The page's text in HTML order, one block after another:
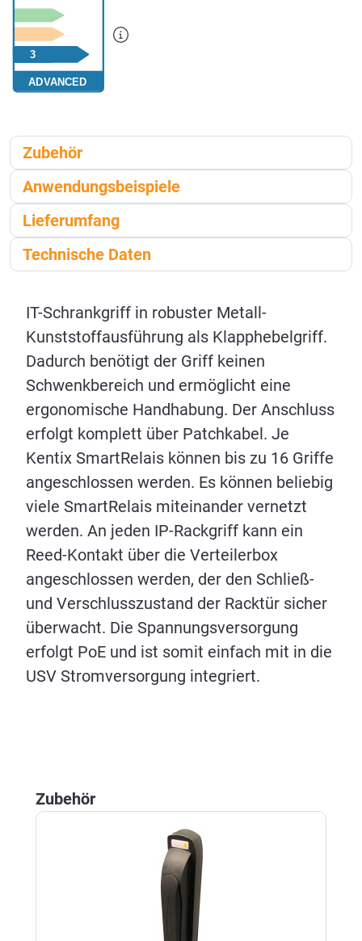
Zubehör
Anwendungsbeispiele
Lieferumfang
Technische Daten
IT-Schrankgriff in robuster Metall-
Kunststoffausführung als Klapphebelgriff.
Dadurch benötigt der Griff keinen
Schwenkbereich und ermöglicht eine
ergonomische Handhabung. Der Anschluss
erfolgt komplett über Patchkabel. Je
Kentix SmartRelais können bis zu 16 Griffe
angeschlossen werden. Es können beliebig
viele SmartRelais miteinander vernetzt
werden. An jeden IP-Rackgriff kann ein
Reed-Kontakt über die Verteilerbox
angeschlossen werden, der den Schließ-
und Verschlusszustand der Racktür sicher
überwacht. Die Spannungsversorgung
erfolgt PoE und ist somit einfach mit in die
USV Stromversorgung integriert.
Produktgalerie überspringen
Zubehör